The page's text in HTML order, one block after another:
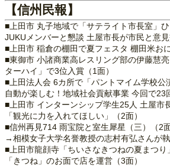
【信州民報】
■上田市 丸子地域で「サテライト市長室」
JUKUメンバーと懇談 土屋市長が市民と意見
■上田市 稲倉の棚田で夏フェスタ 棚田米お
■東御市 小諸商業高レスリング部の伊藤慧
ターハイ」で3位入賞（1面）
■上田法人会 6カ所で「パントマイム学校公
自動が楽しむ！地域社会貢献事業 今回で23
■上田市 インターンシップ学生25人 土屋市
「観光に力を入れてほしい」（2面）
■信州再見714 雨宝院と室生犀星（三）（2面
→相模女子大学名誉教授の志村有弘さんが
■上田市龍顔寺「ちいさなきつねの夏まつり
「きつね」のお面で店を運営（3面）